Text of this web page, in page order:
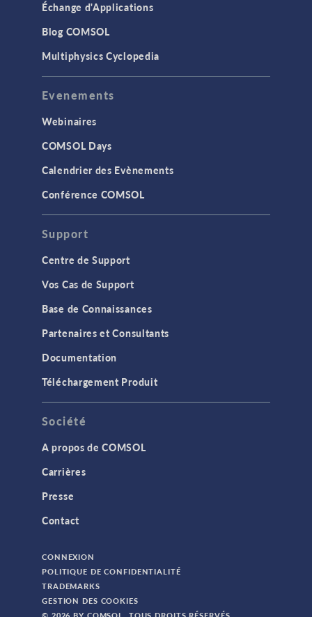
Échange d'Applications
Blog COMSOL
Multiphysics Cyclopedia
Evenements
Webinaires
COMSOL Days
Calendrier des Evènements
Conférence COMSOL
Support
Centre de Support
Vos Cas de Support
Base de Connaissances
Partenaires et Consultants
Documentation
Téléchargement Produit
Société
A propos de COMSOL
Carrières
Presse
Contact
CONNEXION
POLITIQUE DE CONFIDENTIALITÉ
TRADEMARKS
GESTION DES COOKIES